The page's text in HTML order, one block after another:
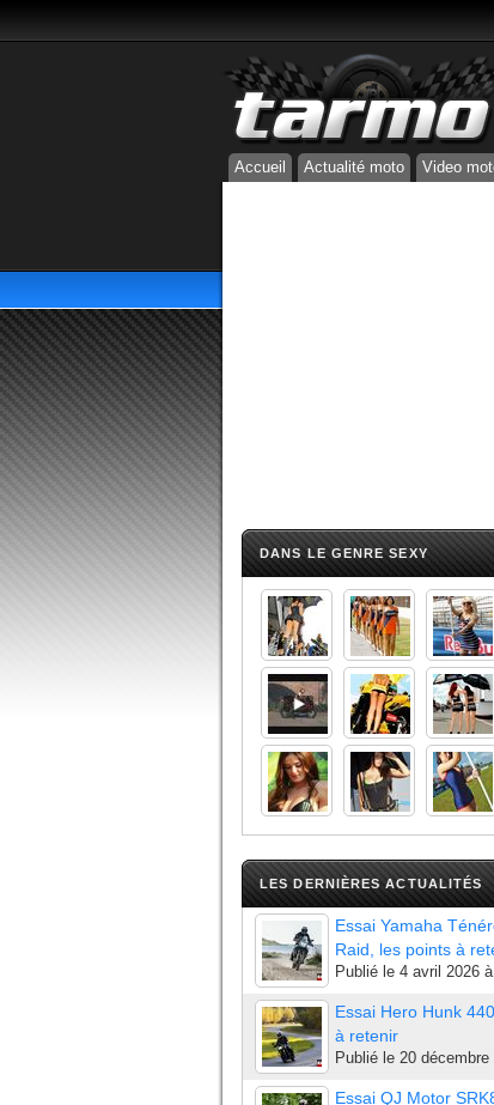
Accueil Actualité moto Video
DANS LE GENRE SEXY
LES DERNIÈRES ACTUALITÉS
Essai Yamaha
Raid, les points à
Publié le 4 avril 2026
Essai Hero Hunk
à retenir
Publié le 20 décembre
Essai QJ Motor